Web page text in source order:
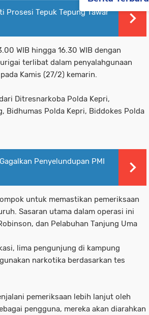
Prosesi Tepuk Tepung Tawar
WIB hingga 16.30 WIB dengan
terlibat dalam penyalahgunaan
Kamis (27/2) kemarin.
Ditresnarkoba Polda Kepri,
Bidhumas Polda Kepri, Biddokes Polda
Penyelundupan PMI
untuk memastikan pemeriksaan
Sasaran utama dalam operasi ini
dan Pelabuhan Tanjung Uma
lima pengunjung di kampung
narkotika berdasarkan tes
pemeriksaan lebih lanjut oleh
pengguna, mereka akan diarahkan